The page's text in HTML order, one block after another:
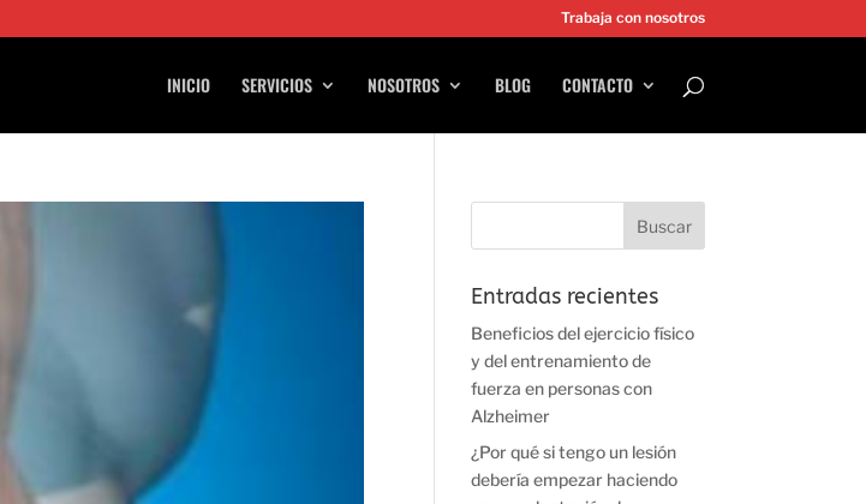
Trabaja con nosotros
INICIO SERVICIOS NOSOTROS BLOG CONTACTO
Entradas recientes
Beneficios del ejercicio físico
y del entrenamiento de
fuerza en personas con
Alzheimer
¿Por qué si tengo un lesión
debería empezar haciendo